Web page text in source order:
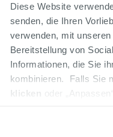
Diese Website
senden, die Ihren
verwenden, mit
Bereitstellung von
Informationen, die Sie
kombinieren. Falls Sie
klicken
oder
Die